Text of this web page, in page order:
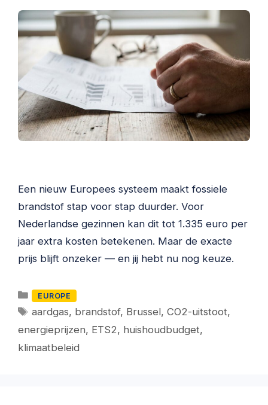
Een nieuw Europees systeem maakt fossiele
brandstof stap voor stap duurder. Voor
Nederlandse gezinnen kan dit tot 1.335 euro per
jaar extra kosten betekenen. Maar de exacte
prijs blijft onzeker — en jij hebt nu nog keuze.
Categorieën
EUROPE
Tags
aardgas, brandstof, Brussel,CO2-uitstoot,
energieprijzen, ETS2, huishoudbudget,
klimaatbeleid